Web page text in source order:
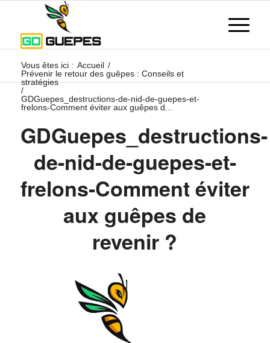
Vous êtes ici : Accueil /
Prévenir le retour des guêpes : Conseils et
stratégies
/
GDGuepes_destructions-de-nid-de-guepes-et-
frelons-Comment éviter aux guêpes d...
GDGuepes_destructions-
de-nid-de-guepes-et-
frelons-Comment éviter
aux guêpes de
revenir ?